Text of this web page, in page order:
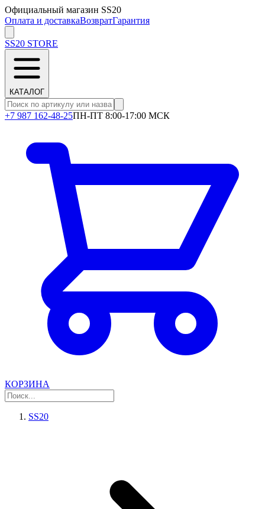
Официальный магазин SS20
Оплата и доставкаВозвратГарантия
SS20 STORE
КАТАЛОГ
+7 987 162-48-25ПН-ПТ 8:00-17:00 МСК
КОРЗИНА
SS20